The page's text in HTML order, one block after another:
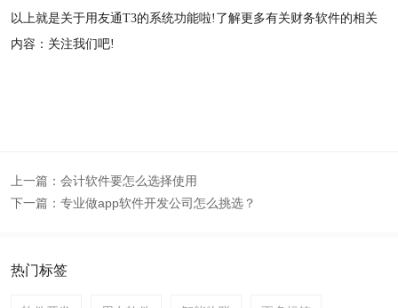
以上就是关于用友通T3的系统功能啦!了解更多有关财务软件的相关
内容：关注我们吧!
上一篇： 会计软件要怎么选择使用
下一篇： 专业做app软件开发公司怎么挑选？
热门标签